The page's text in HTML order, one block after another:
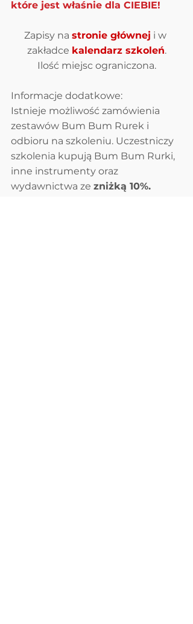
które jest właśnie dla CIEBIE!
Zapisy na stronie głównej i w
zakładce kalendarz szkoleń.
Ilość miejsc ograniczona.
Informacje dodatkowe:
Istnieje możliwość zamówienia
zestawów Bum Bum Rurek i
odbioru na szkoleniu. Uczestniczy
szkolenia kupują Bum Bum Rurki,
inne instrumenty oraz
wydawnictwa ze zniżką 10%.